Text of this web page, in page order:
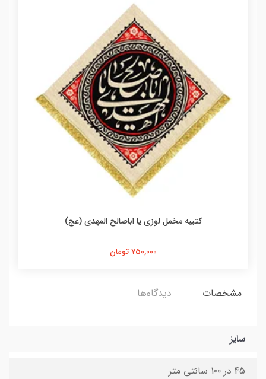
کتیبه مخمل لوزی یا اباصالح المهدی (عج)
750,000 تومان
مشخصات دیدگاه‌ها
سایز
45 در 100 سانتی متر